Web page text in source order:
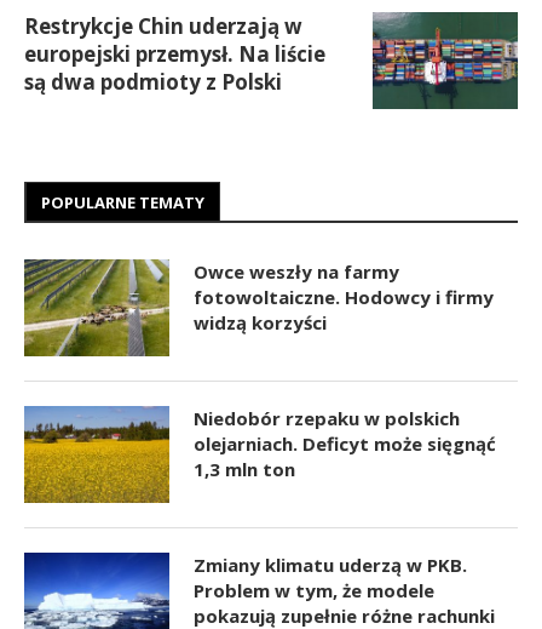
Restrykcje Chin uderzają w
europejski przemysł. Na liście
są dwa podmioty z Polski
POPULARNE TEMATY
Owce weszły na farmy
fotowoltaiczne. Hodowcy i firmy
widzą korzyści
Niedobór rzepaku w polskich
olejarniach. Deficyt może sięgnąć
1,3 mln ton
Zmiany klimatu uderzą w PKB.
Problem w tym, że modele
pokazują zupełnie różne rachunki